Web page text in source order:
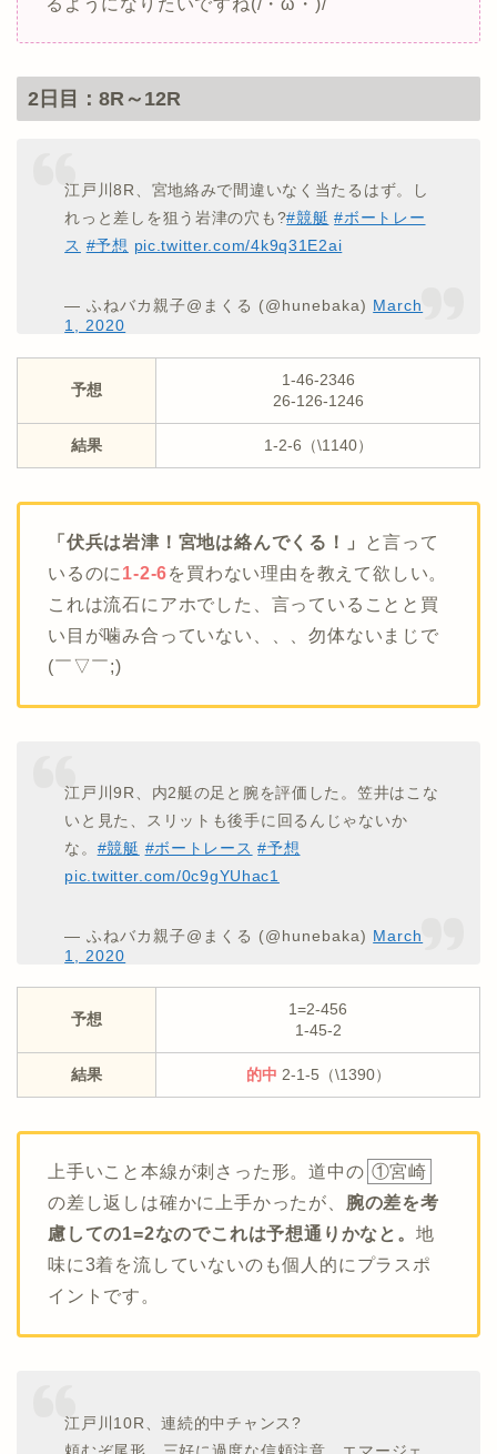
2日目：8R～12R
江戸川8R、宮地絡みで間違いなく当たるはず。し
れっと差しを狙う岩津の穴も?#競艇 #ボートレー
ス #予想 pic.twitter.com/4k9q31E2ai
— ふねバカ親子@まくる (@hunebaka) March
1, 2020
予想
1-46-2346
26-126-1246
結果 1-2-6（\1140）
「伏兵は岩津！宮地は絡んでくる！」
と言って
いるのに 1-2-6を買わない理由を教えて欲しい。
これは流石にアホでした、言っていることと買
い目が噛み合っていない、、、勿体ないまじで
(￣▽￣;)
江戸川9R、内2艇の足と腕を評価した。笠井はこな
いと見た、スリットも後手に回るんじゃないか
な。 #競艇 #ボートレース #予想
pic.twitter.com/0c9gYUhac1
— ふねバカ親子@まくる (@hunebaka) March
1, 2020
予想
1=2-456
1-45-2
結果 的中 2-1-5（\1390）
上手いこと本線が刺さった形。道中の ①宮崎
の差し返しは確かに上手かったが、 腕の差を考
慮しての1=2なのでこれは予想通りかなと。 地
味に3着を流していないのも個人的にプラスポ
イントです。
江戸川10R、連続的中チャンス?